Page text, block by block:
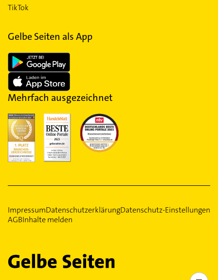
TikTok
Gelbe Seiten als App
Mehrfach ausgezeichnet
ImpressumDatenschutzerklärungDatenschutz-Einstellungen
AGBInhalte melden